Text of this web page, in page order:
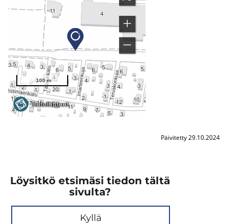
Päivitetty 29.10.2024
Löysitkö etsimäsi tiedon tältä
sivulta?
Kyllä